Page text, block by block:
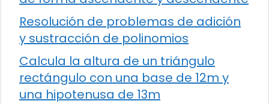
Resolución de problemas de adición
y sustracción de polinomios
Calcula la altura de un triángulo
rectángulo con una base de 12m y
una hipotenusa de 13m